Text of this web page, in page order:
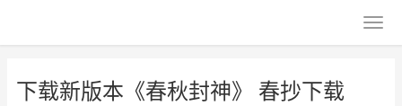
下载新版本《春秋封神》 春抄下载